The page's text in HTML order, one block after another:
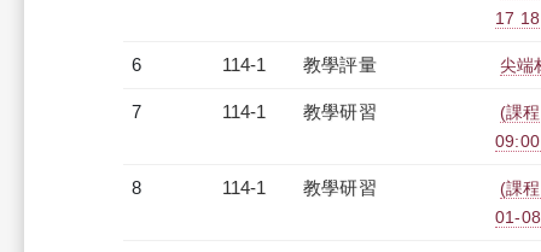
17
6 114-1 教學評量 尖端
7 114-1 教學研習
(課
8 114-1 教學研習
(課
01-